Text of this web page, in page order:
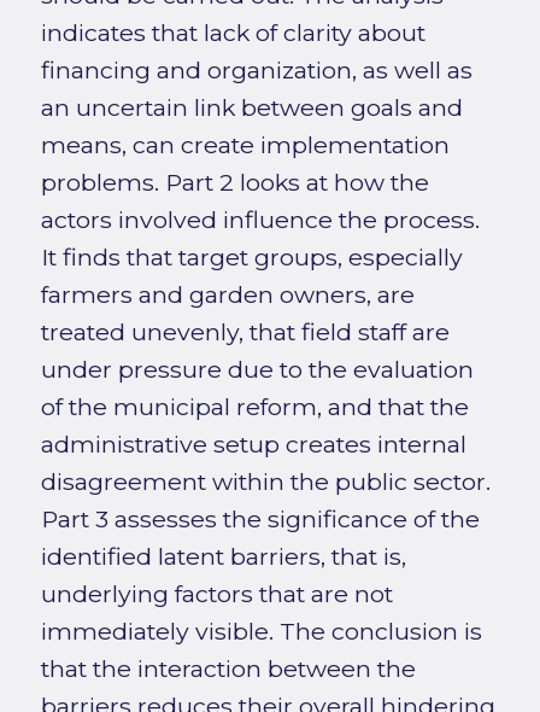
indicates that lack of clarity about
financing and organization, as well as
an uncertain link between goals and
means, can create implementation
problems. Part 2 looks at how the
actors involved influence the process.
It finds that target groups, especially
farmers and garden owners, are
treated unevenly, that field staff are
under pressure due to the evaluation
of the municipal reform, and that the
administrative setup creates internal
disagreement within the public sector.
Part 3 assesses the significance of the
identified latent barriers, that is,
underlying factors that are not
immediately visible. The conclusion is
that the interaction between the